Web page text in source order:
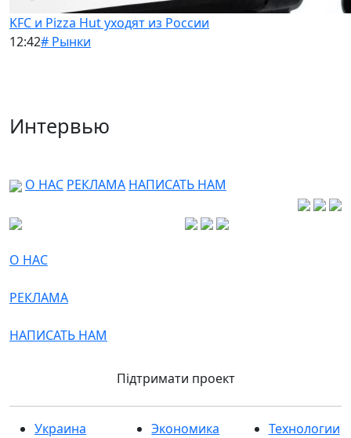
KFC и Pizza Hut уходят из России
12:42# Рынки
Интервью
О НАС РЕКЛАМА НАПИСАТЬ НАМ
О НАС
РЕКЛАМА
НАПИСАТЬ НАМ
Підтримати проект
Украина
Экономика
Технологии